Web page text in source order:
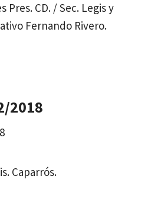
Pres. CD. / Sec. Legis y
Fernando Rivero.
2018
Caparrós.